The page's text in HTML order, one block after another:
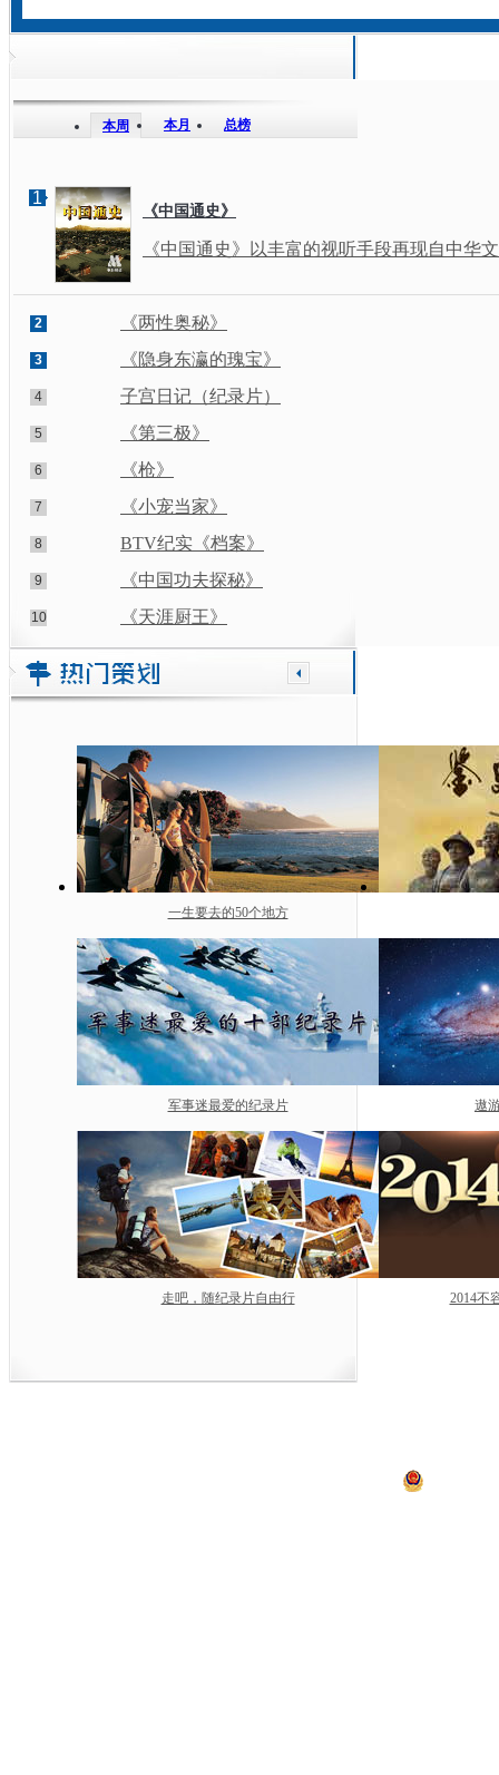
本周 本月 总榜
1
《中国通史》
《中国通史》以丰富的视听手段再现自中华
2 《两性奥秘》
3 《隐身东瀛的瑰宝》
4 子宫日记（纪录片）
5 《第三极》
6 《枪》
7 《小宠当家》
8 BTV纪实《档案》
9 《中国功夫探秘》
10 《天涯厨王》
一生要去的50个地方
军事迷最爱的纪录片
走吧，随纪录片自由行
遨
2014不